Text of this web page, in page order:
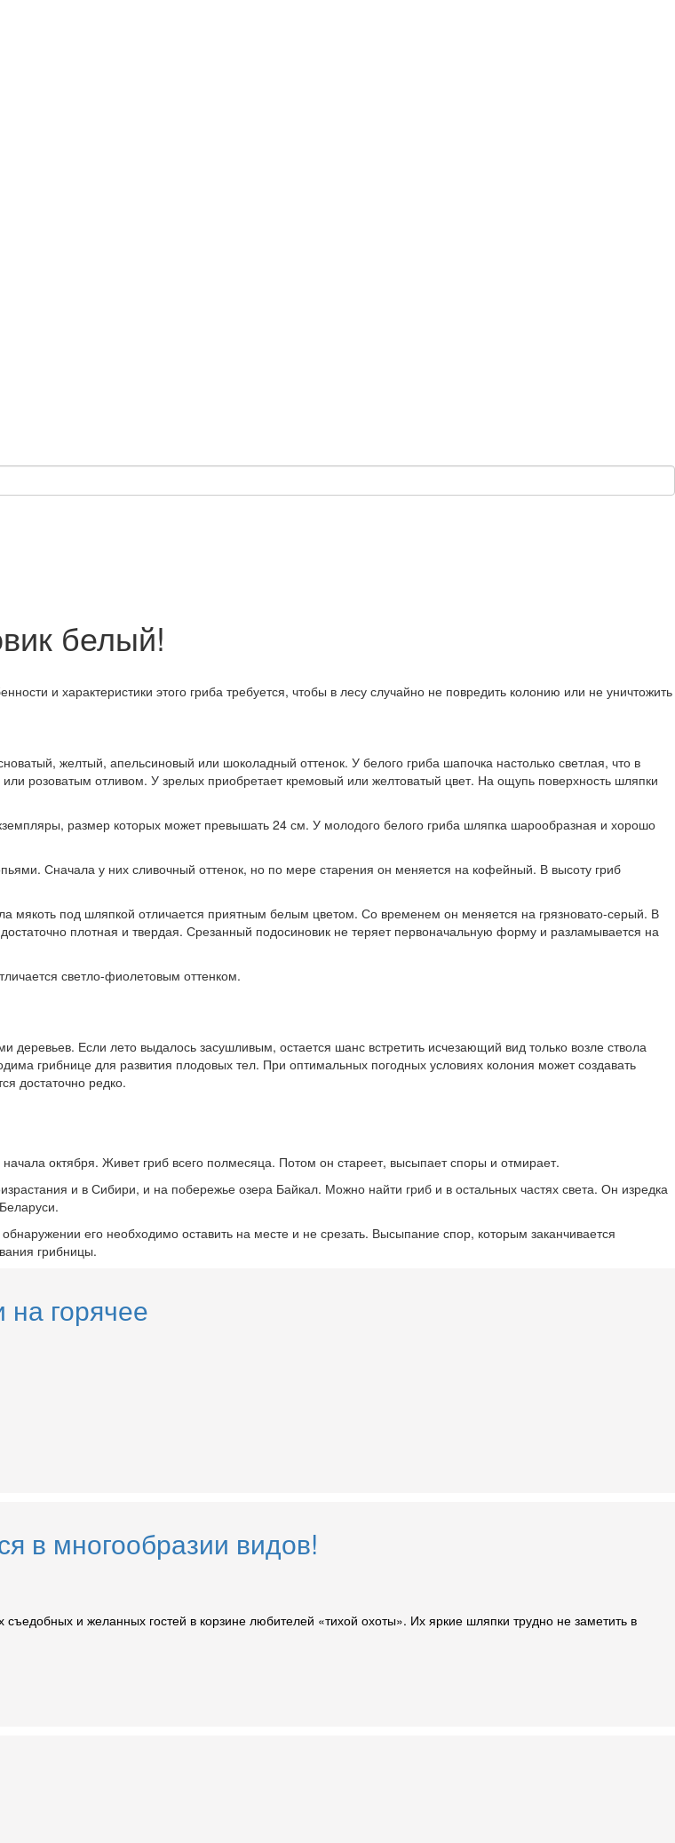
белый!
и характеристики этого гриба требуется, чтобы в лесу случайно не повредить колонию или не уничтожить
желтый, апельсиновый или шоколадный оттенок. У белого гриба шапочка настолько светлая, что в
розоватым отливом. У зрелых приобретает кремовый или желтоватый цвет. На ощупь поверхность шляпки
размер которых может превышать 24 см. У молодого белого гриба шляпка шарообразная и хорошо
Сначала у них сливочный оттенок, но по мере старения он меняется на кофейный. В высоту гриб
мякоть под шляпкой отличается приятным белым цветом. Со временем он меняется на грязновато-серый. В
плотная и твердая. Срезанный подосиновик не теряет первоначальную форму и разламывается на
светло-фиолетовым оттенком.
Если лето выдалось засушливым, остается шанс встретить исчезающий вид только возле ствола
грибнице для развития плодовых тел. При оптимальных погодных условиях колония может создавать
достаточно редко.
октября. Живет гриб всего полмесяца. Потом он стареет, высыпает споры и отмирает.
и в Сибири, и на побережье озера Байкал. Можно найти гриб и в остальных частях света. Он изредка
его необходимо оставить на месте и не срезать. Высыпание спор, которым заканчивается
грибницы.
горячее
в многообразии видов!
и желанных гостей в корзине любителей «тихой охоты». Их яркие шляпки трудно не заметить в